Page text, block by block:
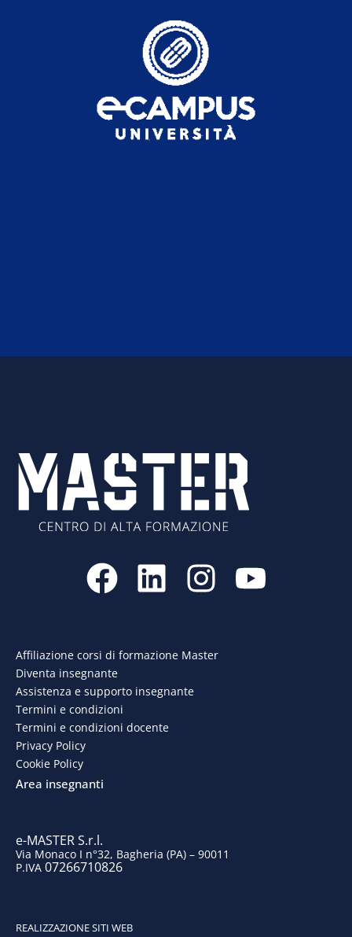
F
a
e
b
o
k
L
i
k
e
d
I
n
t
Y
o
Affiliazione corsi di formazione Master
Diventa insegnante
Assistenza e supporto insegnante
Termini e condizioni
Termini e condizioni docente
Privacy Policy
Cookie Policy
Area insegnanti
e-MASTER S.r.l.
Via Monaco I n°32, Bagheria (PA) – 90011
P.IVA 07266710826
REALIZZAZIONE SITI WEB